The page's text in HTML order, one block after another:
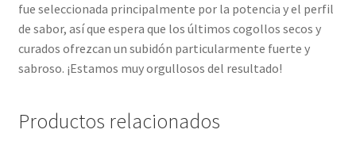
fue seleccionada principalmente por la potencia y el perfil
de sabor, así que espera que los últimos cogollos secos y
curados ofrezcan un subidón particularmente fuerte y
sabroso. ¡Estamos muy orgullosos del resultado!
Productos relacionados